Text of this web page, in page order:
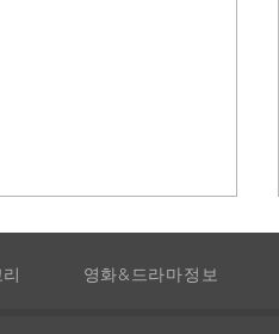
영화&드라마정보